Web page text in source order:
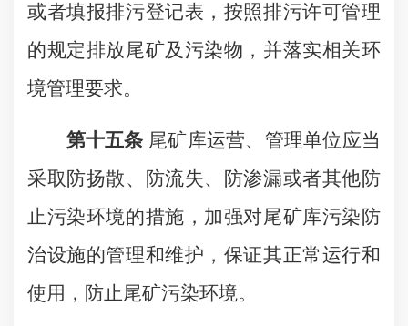
或者填报排污登记表，按照排污许可管理
的规定排放尾矿及污染物，并落实相关环
境管理要求。
第十五条 尾矿库运营、管理单位应当
采取防扬散、防流失、防渗漏或者其他防
止污染环境的措施，加强对尾矿库污染防
治设施的管理和维护，保证其正常运行和
使用，防止尾矿污染环境。